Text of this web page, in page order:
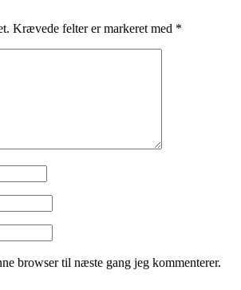
Krævede felter er markeret med *
browser til næste gang jeg kommenterer.